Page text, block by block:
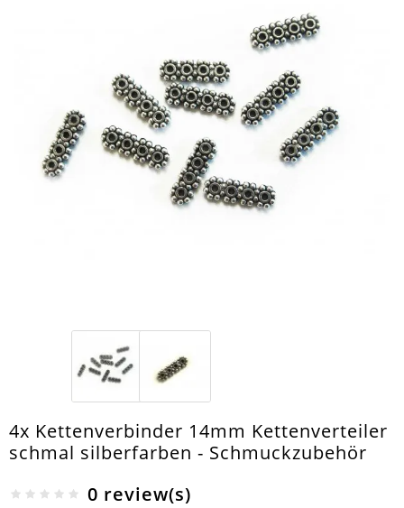
4x Kettenverbinder 14mm Kettenverteiler
schmal silberfarben - Schmuckzubehör
0 review(s)